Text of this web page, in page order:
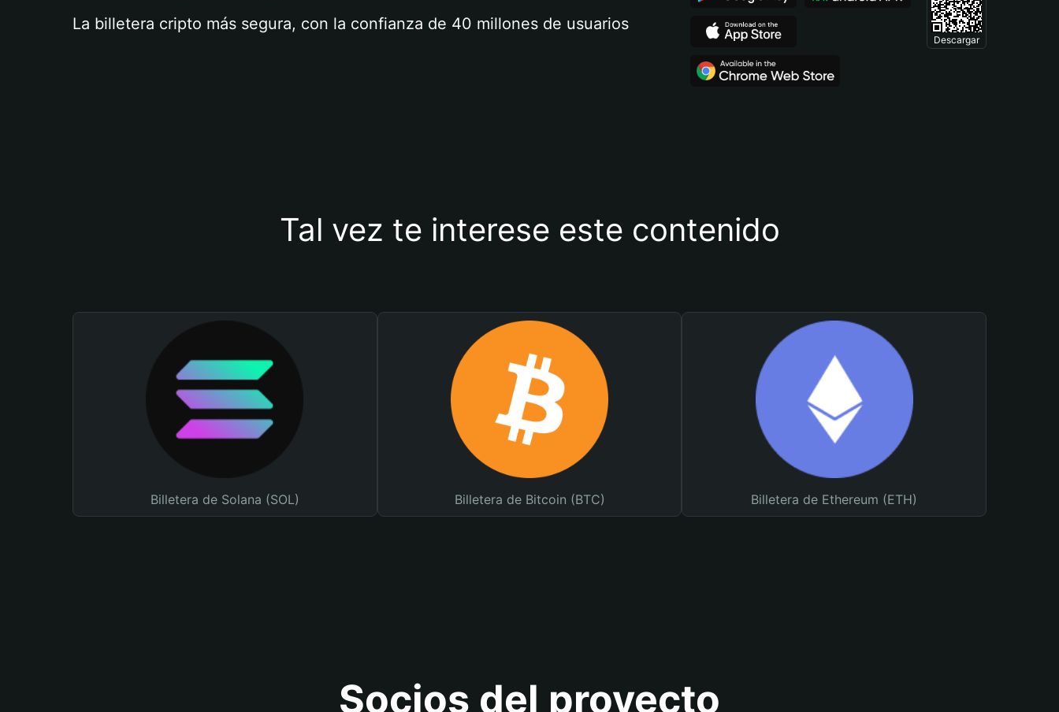
La billetera cripto más segura, con la confianza de 40 millones de usuarios
Descargar
Tal vez te interese este contenido
Billetera de Solana (SOL) Billetera de Bitcoin (BTC) Billetera de Ethereum (ETH)
Socios del proyecto